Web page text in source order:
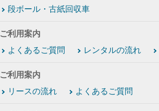
段ボール・古紙回収車
ご利用案内
よくあるご質問
レンタルの流れ
ご利用案内
リースの流れ
よくあるご質問